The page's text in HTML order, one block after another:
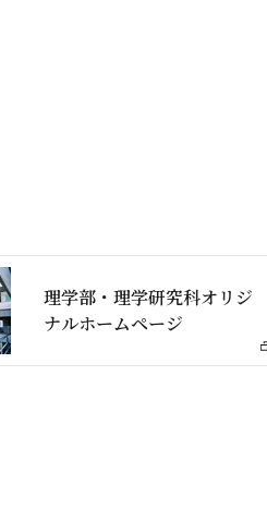
理学部・理学研究科オリジ
ナルホームページ